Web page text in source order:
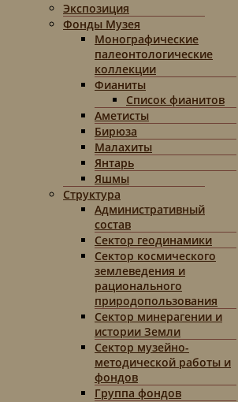
Экспозиция
Фонды Музея
Монографические
палеонтологические
коллекции
Фианиты
Список фианитов
Аметисты
Бирюза
Малахиты
Янтарь
Яшмы
Структура
Административный
состав
Сектор геодинамики
Сектор космического
землеведения и
рационального
природопользования
Сектор минерагении и
истории Земли
Сектор музейно-
методической работы и
фондов
Группа фондов